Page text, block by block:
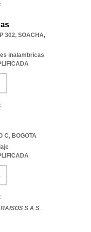
302, SOACHA,
inalambricas
C, BOGOTA
S A S...